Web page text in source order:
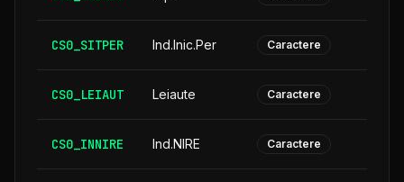
CS0_SITPER Ind.Inic.Per Caractere
CS0_LEIAUT Leiaute Caractere
CS0_INNIRE Ind.NIRE Caractere